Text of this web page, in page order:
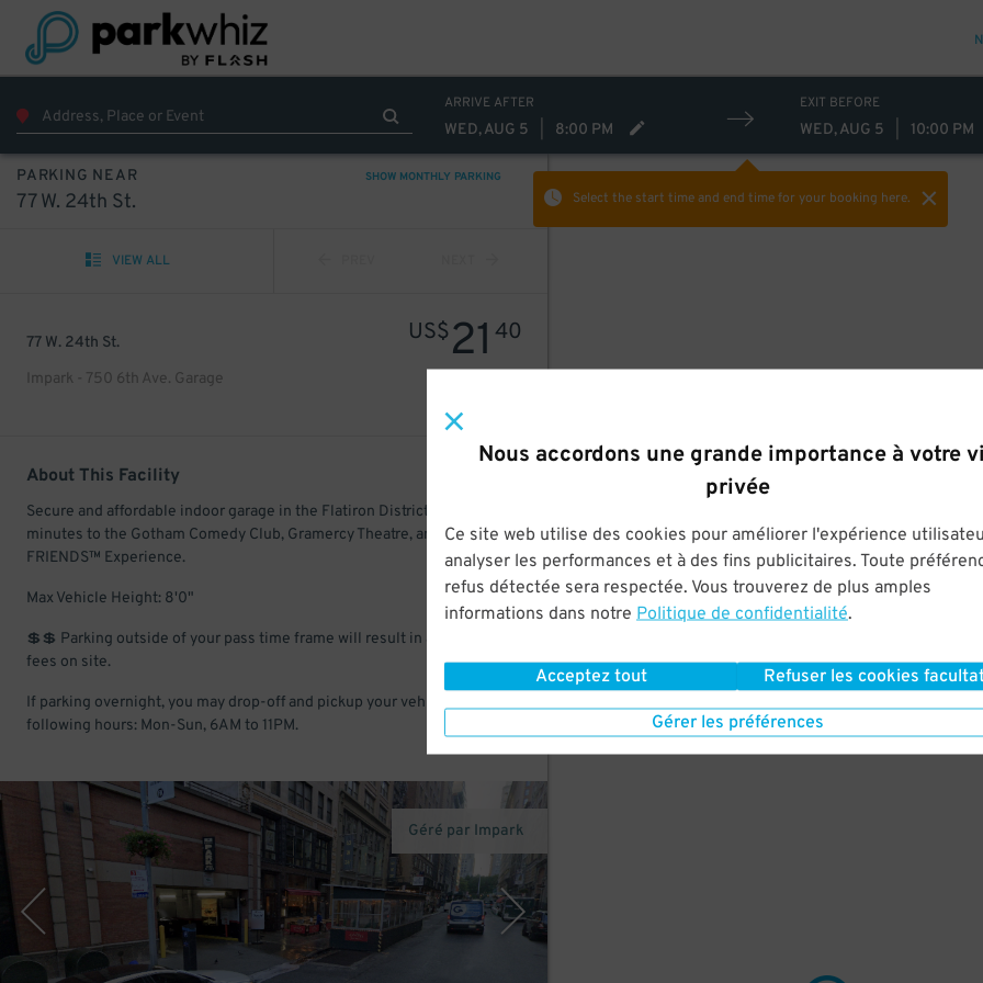
Nous accordons une grande importance à votre
privée
Ce site web utilise des cookies pour améliorer l'expérience
analyser les performances et à des fins publicitaires. Toute
refus détectée sera respectée. Vous trouverez de plus amples
informations dans notre Politique de confidentialité.
Acceptez tout Refuser les cookies
Gérer les préférences
ARRIVE AFTER
WED, AUG 5 8:00 PM
EXIT BEFORE
WED, AUG 5 10:00 PM
Select the start time and end timefor your booking here.
PARKING NEAR SHOW MONTHLY PARKING
77 W. 24th St.
VIEW ALL
77 W. 24th St.
Impark - 750 6th Ave. Garage
US$21 40
About This Facility
Secure and affordable indoor garage in the Flatiron District. Just a few
minutes to the Gotham Comedy Club, Gramercy Theatre, and the
FRIENDS™ Experience.
Max Vehicle Height: 8'0"
💲💲 Parking outside of your pass time frame will result in additional
fees on site.
If parking overnight, you may drop-off and pickup your vehicle on the
following hours: Mon-Sun, 6AM to 11PM.
Géré par Impark